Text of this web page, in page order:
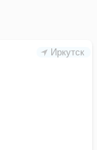
Иркутск